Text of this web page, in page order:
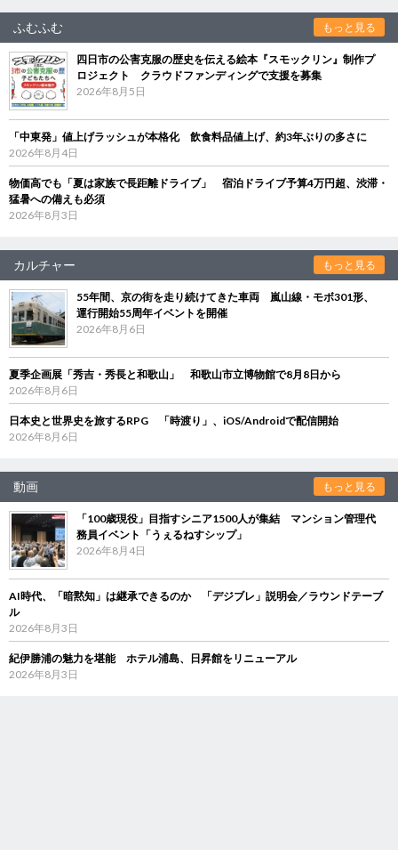
ふむふむ もっと見る
四日市の公害克服の歴史を伝える絵本『スモックリン』制作プ
ロジェクト クラウドファンディングで支援を募集
2026年8月5日
「中東発」値上げラッシュが本格化 飲食料品値上げ、約3年ぶりの多さに
2026年8月4日
物価高でも「夏は家族で長距離ドライブ」 宿泊ドライブ予算4万円超、渋滞・
猛暑への備えも必須
2026年8月3日
カルチャー もっと見る
55年間、京の街を走り続けてきた車両 嵐山線・モボ301形、
運行開始55周年イベントを開催
2026年8月6日
夏季企画展「秀吉・秀長と和歌山」 和歌山市立博物館で8月8日から
2026年8月6日
日本史と世界史を旅するRPG 「時渡り」、iOS/Androidで配信開始
2026年8月6日
動画 もっと見る
「100歳現役」目指すシニア1500人が集結 マンション管理代
務員イベント「うぇるねすシップ」
2026年8月4日
AI時代、「暗黙知」は継承できるのか 「デジブレ」説明会／ラウンドテーブ
ル
2026年8月3日
紀伊勝浦の魅力を堪能 ホテル浦島、日昇館をリニューアル
2026年8月3日